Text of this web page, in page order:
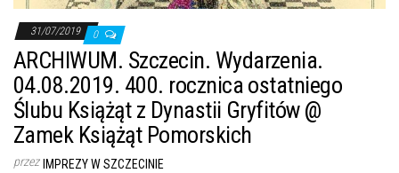
31/07/2019 0
ARCHIWUM. Szczecin. Wydarzenia.
04.08.2019. 400. rocznica ostatniego
Ślubu Książąt z Dynastii Gryfitów @
Zamek Książąt Pomorskich
przez IMPREZY W SZCZECINIE